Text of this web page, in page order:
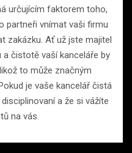
určujícím faktorem toho,
partneři vnímat vaši firmu
zakázku. Ať už jste majitel
čistotě vaší kanceláře by
to může značným
je vaše kancelář čistá
a že si vážíte
na vás.